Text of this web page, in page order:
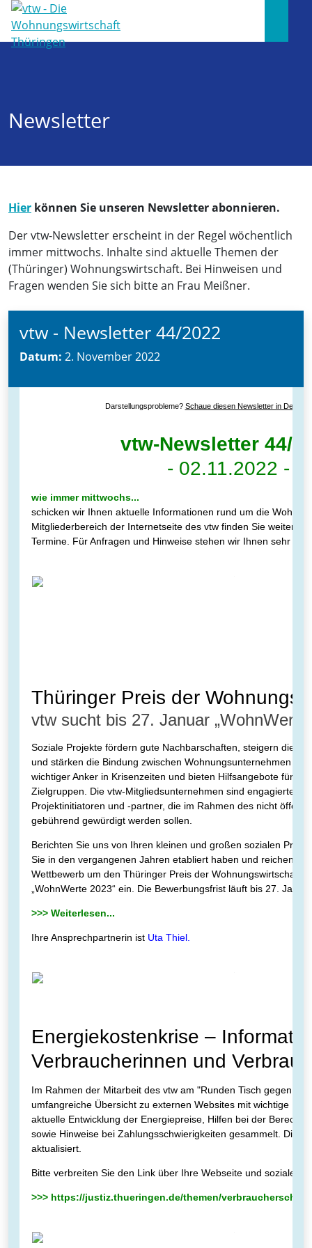
Newsletter
Hier können Sie unseren Newsletter abonnieren.
Der vtw-Newsletter erscheint in der Regel wöchentlich
immer mittwochs. Inhalte sind aktuelle Themen der
(Thüringer) Wohnungswirtschaft. Bei Hinweisen und
Fragen wenden Sie sich bitte an Frau Meißner.
vtw - Newsletter 44/2022
Datum: 2. November 2022